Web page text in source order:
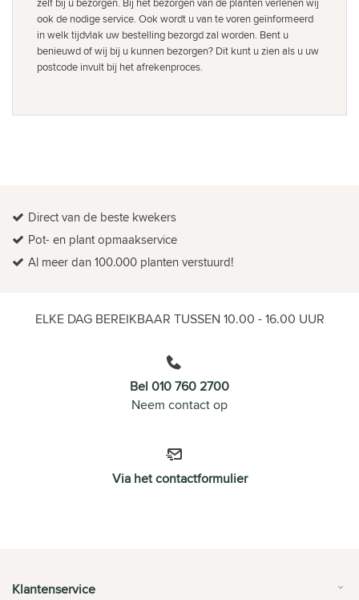
ook de nodige service. Ook wordt u van te voren geïnformeerd
in welk tijdvlak uw bestelling bezorgd zal worden. Bent u
benieuwd of wij bij u kunnen bezorgen? Dit kunt u zien als u uw
postcode invult bij het afrekenproces.
Direct van de beste kwekers
Pot- en plant opmaakservice
Al meer dan 100.000 planten verstuurd!
ELKE DAG BEREIKBAAR TUSSEN 10.00 - 16.00 UUR
Bel 010 760 2700
Neem contact op
Via het contactformulier
Klantenservice